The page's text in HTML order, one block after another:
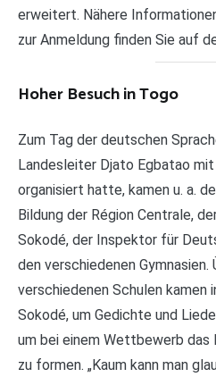
erweitert. Nähere
zur Anmeldung finden Sie auf
Hoher Besuch in Togo
Zum Tag der deutschen
Landesleiter Djato Egbatao
organisiert hatte, kamen u. a.
Bildung der Région Centrale,
Sokodé, der Inspektor für
den verschiedenen Gymnasien.
verschiedenen Schulen kamen
Sokodé, um Gedichte und
um bei einem Wettbewerb
zu formen. „Kaum kann man